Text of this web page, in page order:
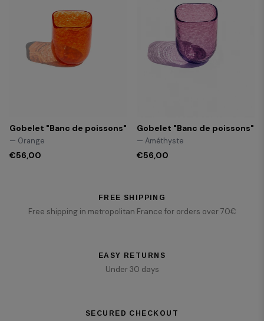
Gobelet "Banc de poissons"
— Orange
€56,00
Gobelet "Banc de poissons"
— Améthyste
€56,00
FREE SHIPPING
Free shipping in metropolitan France for orders over 70€
EASY RETURNS
Under 30 days
SECURED CHECKOUT